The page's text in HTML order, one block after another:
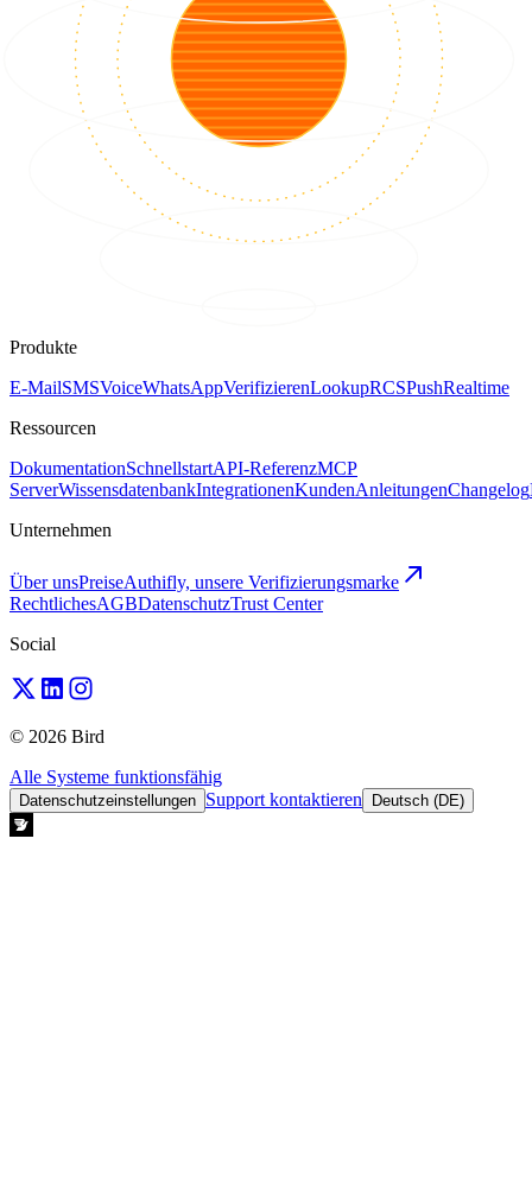
Produkte
E-MailSMSVoiceWhatsAppVerifizierenLookupRCSPushRealtime
Ressourcen
DokumentationSchnellstartAPI-ReferenzMCP
ServerWissensdatenbankIntegrationenKundenAnleitungenChangelog
Unternehmen
Über unsPreiseAuthifly, unsere Verifizierungsmarke
RechtlichesAGBDatenschutzTrust Center
Social
© 2026 Bird
Alle Systeme funktionsfähig
Datenschutzeinstellungen Support kontaktieren Deutsch (DE)